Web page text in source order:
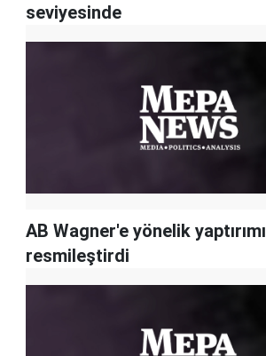
seviyesinde
AB Wagner'e yönelik yaptırımı
resmileştirdi